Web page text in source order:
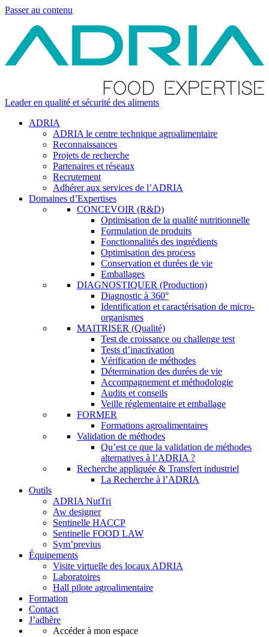
Passer au contenu
Leader en qualité et sécurité des aliments
ADRIA
ADRIA le centre technique agroalimentaire
Reconnaissances
Projets de recherche
Partenaires et réseaux
Recrutement
Adhérer aux services de l’ADRIA
Domaines d’Expertises
CONCEVOIR (R&D)
Optimisation de la qualité nutritionnelle
Formulation de produits
Fonctionnalités des ingrédients
Optimisation des process
Conservation et durées de vie
Emballages
DIAGNOSTIQUER (Production)
Diagnostic à 360°
Identification et caractérisation de micro-
organismes
MAITRISER (Qualité)
Test de croissance ou challenge test
Tests d’inactivation
Vérification de méthodes
Détermination des durées de vie
Accompagnement et méthodologie
Audits et conseils
Veille réglementaire et emballage
FORMER
Formations agroalimentaires
Validation de méthodes
Qu’est ce que la validation de méthodes
alternatives à l’ADRIA ?
Recherche appliquée & Transfert industriel
La Recherche à l’ADRIA
Outils
ADRIA NutTri
Aw designer
Sentinelle HACCP
Sentinelle FOOD LAW
Sym’previus
Équipements
Visite virtuelle des locaux ADRIA
Laboratoires
Hall pilote agroalimentaire
Formation
Contact
J’adhère
Accéder à mon espace